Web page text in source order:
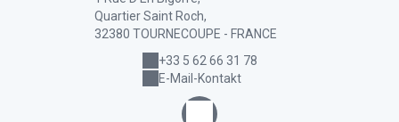
Quartier Saint Roch,
32380 TOURNECOUPE - FRANCE
+33 5 62 66 31 78
E-Mail-Kontakt